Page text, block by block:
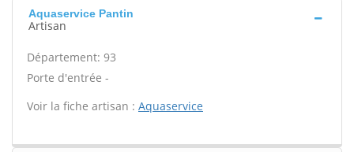
Aquaservice Pantin
Artisan
Département: 93
Porte d'entrée -
Voir la fiche artisan : Aquaservice